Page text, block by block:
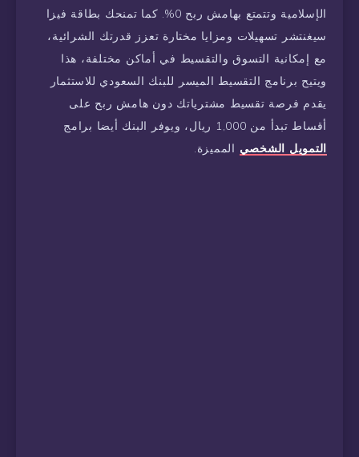
الإسلامية وتتمتع بهامش ربح 0%. كما تمنحك بطاقة فيزا
سيغنتشر تسهيلات ومزايا مختارة تعزز قدرتك الشرائية،
مع إمكانية التسوق والتقسيط في أماكن مختلفة، هذا
ويتيح برنامج التقسيط الميسر للبنك السعودي للاستثمار
يقدم فرصة تقسيط مشترياتك دون هامش ربح على
أقساط تبدأ من 1,000 ريال، ويوفر البنك أيضا برامج
التمويل الشخصي المميزة.